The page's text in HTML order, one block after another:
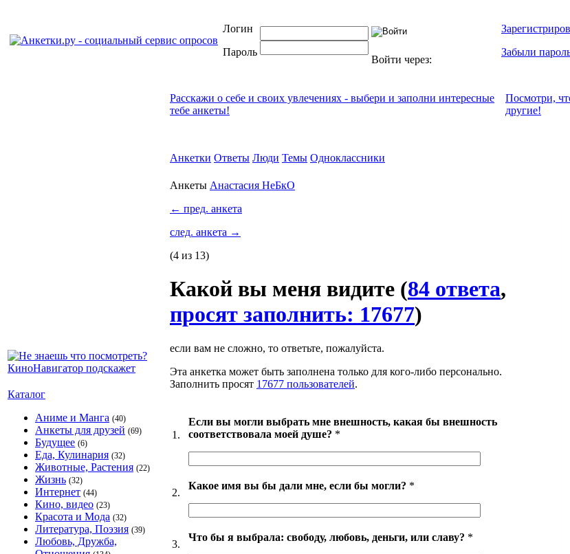
Логин
Пароль
Войти через:
Забыли
Каталог
Аниме и Манга (40)
Анкеты для друзей (69)
Будущее (6)
Еда, Кулинария (32)
Животные, Растения (22)
Жизнь (32)
Интернет (44)
Кино, видео (23)
Красота и Мода (32)
Литература, Поэзия (39)
Любовь, Дружба,
Расскажи о себе и своих увлечениях - выбери и заполни интересные
тебе анкеты!
Посмотри,
другие!
Анкетки Ответы Люди Темы Одноклассники
Анкеты Анастасия НеБкО
← пред. анкета
след. анкета →
(4 из 13)
Какой вы меня видите (84 ответа,
просят заполнить: 17677)
если вам не сложно, то ответьте, пожалуйста.
Эта анкетка может быть заполнена только для кого-либо персонально.
Заполнить просят 17677 пользователей.
1.
Если вы могли выбрать мне внешность, какая бы внешность
соответствовала моей душе? *
2.
Какое имя вы бы дали мне, если бы могли? *
3.
Что бы я выбрала: свободу, любовь, деньги, или славу? *